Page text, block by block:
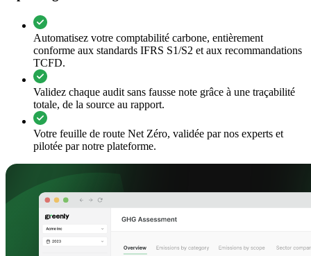
Automatisez votre comptabilité carbone, entièrement
conforme aux standards IFRS S1/S2 et aux recommandations
TCFD.
Validez chaque audit sans fausse note grâce à une traçabilité
totale, de la source au rapport.
Votre feuille de route Net Zéro, validée par nos experts et
pilotée par notre plateforme.